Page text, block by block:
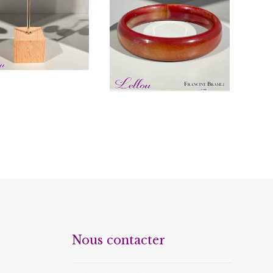
20.00
Nous contacter